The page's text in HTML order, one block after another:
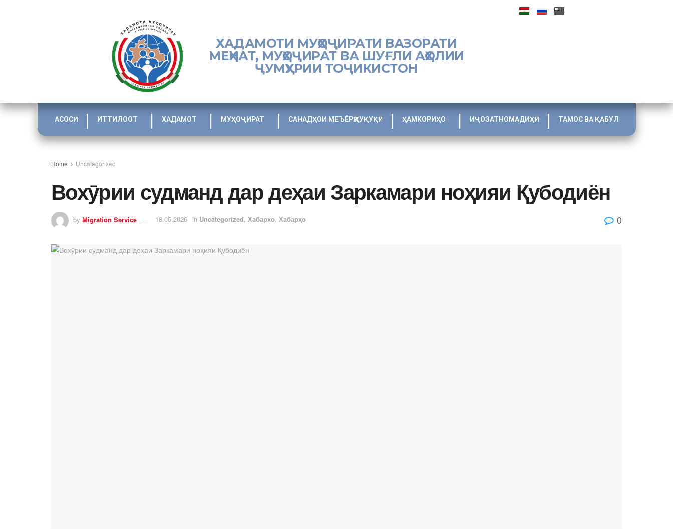
ХАДАМОТИ МУҲОҶИРАТИ ВАЗОРАТИ
МЕҲНАТ, МУҲОҶИРАТ ВА ШУҒЛИ АҲОЛИИ
ҶУМҲУРИИ ТОҶИКИСТОН
АСОСӢ ИТТИЛООТ ХАДАМОТ МУҲОҶИРАТ САНАДҲОИ МЕЪЁРӢ ҲУҚУҚӢ ҲАМКОРИҲО ИҶОЗАТНОМАДИҲӢ ТАМОС ВА ҚАБУЛ
Home Uncategorized
Вохӯрии судманд дар деҳаи Заркамари ноҳияи Қубодиён
by Migration Service 18.05.2026 in Uncategorized, Хабархо, Хабарҳо 0